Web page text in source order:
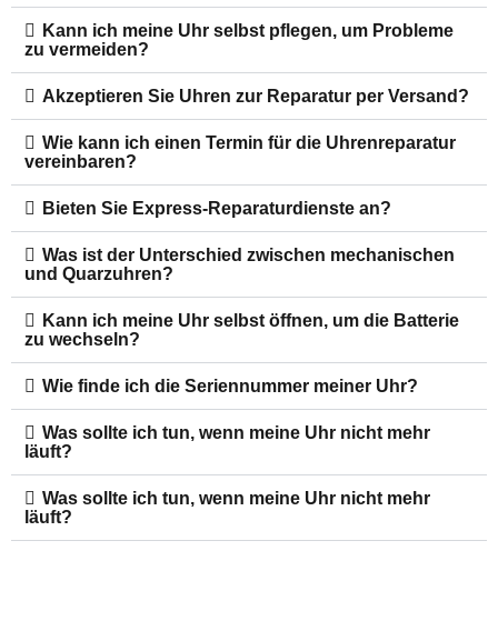
Kann ich meine Uhr selbst pflegen, um Probleme
zu vermeiden?
Akzeptieren Sie Uhren zur Reparatur per Versand?
Wie kann ich einen Termin für die Uhrenreparatur
vereinbaren?
Bieten Sie Express-Reparaturdienste an?
Was ist der Unterschied zwischen mechanischen
und Quarzuhren?
Kann ich meine Uhr selbst öffnen, um die Batterie
zu wechseln?
Wie finde ich die Seriennummer meiner Uhr?
Was sollte ich tun, wenn meine Uhr nicht mehr
läuft?
Was sollte ich tun, wenn meine Uhr nicht mehr
läuft?